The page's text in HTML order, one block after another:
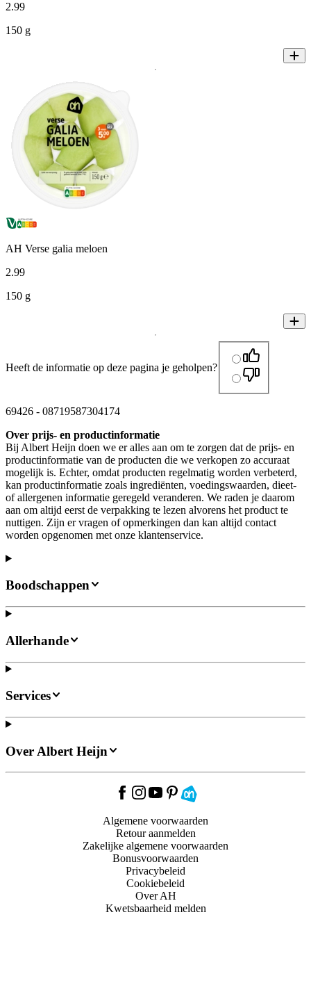
2.99
150 g
AH Verse galia meloen
2.99
150 g
Heeft de informatie op deze pagina je geholpen?
69426 - 08719587304174
Over prijs- en productinformatie
Bij Albert Heijn doen we er alles aan om te zorgen dat de prijs- en
productinformatie van de producten die we verkopen zo accuraat
mogelijk is. Echter, omdat producten regelmatig worden verbeterd,
kan productinformatie zoals ingrediënten, voedingswaarden, dieet-
of allergenen informatie geregeld veranderen. We raden je daarom
aan om altijd eerst de verpakking te lezen alvorens het product te
nuttigen. Zijn er vragen of opmerkingen dan kan altijd contact
worden opgenomen met onze klantenservice.
Boodschappen
Allerhande
Services
Over Albert Heijn
Algemene voorwaarden
Retour aanmelden
Zakelijke algemene voorwaarden
Bonusvoorwaarden
Privacybeleid
Cookiebeleid
Over AH
Kwetsbaarheid melden